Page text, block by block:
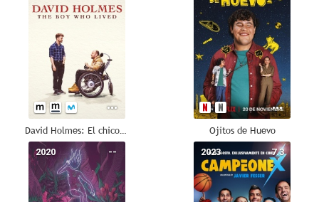
David Holmes: El chico que sobrevivió Ojitos de Huevo
--
2020 7.3
2023